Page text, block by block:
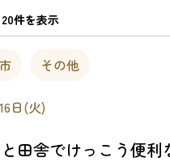
件を表示
その他
日(火)
田舎でけっこう便利